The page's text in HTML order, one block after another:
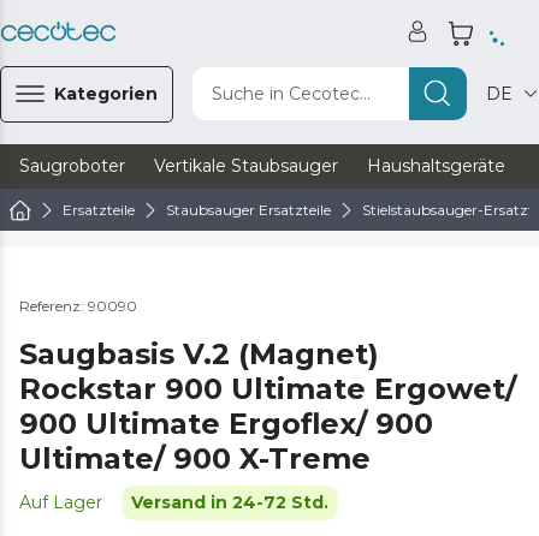
Kategorien Suche in Cecotec... DE
Saugroboter Vertikale Staubsauger Haushaltsgeräte
Ersatzteile Staubsauger Ersatzteile Stielstaubsauger-
Referenz: 90090
Saugbasis V.2 (Magnet)
Rockstar 900 Ultimate Ergowet/
900 Ultimate Ergoflex/ 900
Ultimate/ 900 X-Treme
Auf Lager Versand in 24-72 Std.